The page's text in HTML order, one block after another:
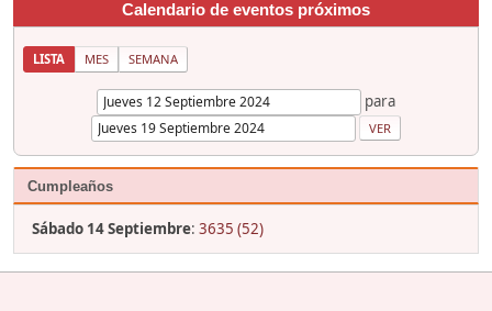
Calendario de eventos próximos
LISTA MES SEMANA
para
Cumpleaños
Sábado 14 Septiembre: 3635 (52)